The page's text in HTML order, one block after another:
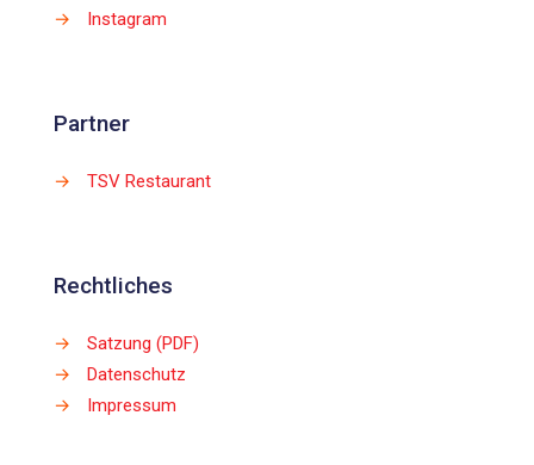
→
Instagram
Partner
→ TSV Restaurant
Rechtliches
→
Satzung (PDF)
→
Datenschutz
→
Impressum